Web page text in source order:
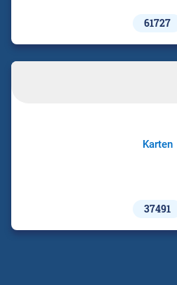
61727
Karten
37491